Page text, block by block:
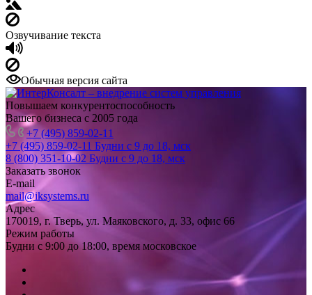
Озвучивание текста
Обычная версия сайта
Повышаем конкурентоспособность
Вашего бизнеса с 2005 года
+7 (495) 859-02-11
+7 (495) 859-02-11 Будни с 9 до 18, мск
8 (800) 351-10-02 Будни с 9 до 18, мск
Заказать звонок
E-mail
mail@iksystems.ru
Адрес
170019, г. Тверь, ул. Маяковского, д. 33, офис 66
Режим работы
Будни с 9:00 до 18:00, время московское